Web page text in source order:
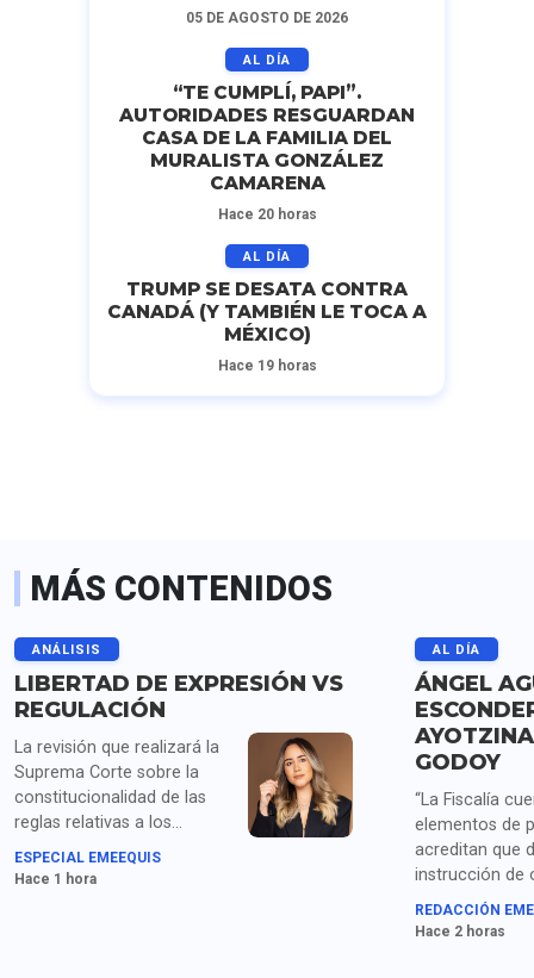
05 DE AGOSTO DE 2026
AL DÍA
“TE CUMPLÍ, PAPI”.
AUTORIDADES RESGUARDAN
CASA DE LA FAMILIA DEL
MURALISTA GONZÁLEZ
CAMARENA
Hace 20 horas
AL DÍA
TRUMP SE DESATA CONTRA
CANADÁ (Y TAMBIÉN LE TOCA A
MÉXICO)
Hace 19 horas
MÁS CONTENIDOS
ANÁLISIS
LIBERTAD DE EXPRESIÓN VS
REGULACIÓN
La revisión que realizará la
Suprema Corte sobre la
constitucionalidad de las
reglas relativas a los
derechos de las audiencias
vuelve a colocar este
ESPECIAL EMEEQUIS
Hace 1 hora
AL DÍA
ÁNGEL
GODOY
“La Fiscalía
elementos de
acreditan que
instrucción de
fue girada de
directa por el
REDACCIÓN
Hace 2 horas